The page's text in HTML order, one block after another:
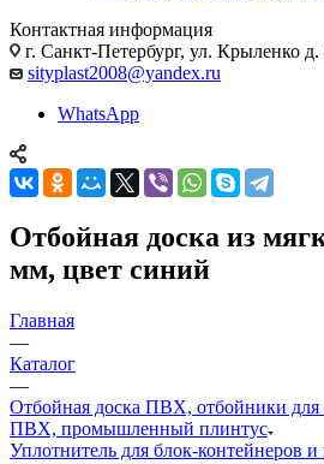
Контактная информация
г. Санкт-Петербург, ул. Крыленко
sityplast2008@yandex.ru
WhatsApp
Отбойная доска из
мм, цвет синий
Главная
—
Каталог
—
Отбойная доска ПВХ, отбойники для
ПВХ, промышленный плинтус
Уплотнитель для блок-контейнеров